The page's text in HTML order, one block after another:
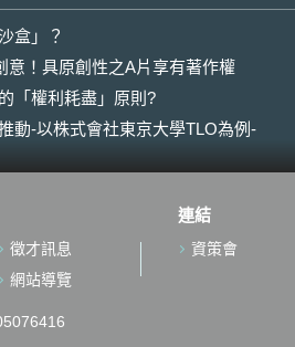
腦犯罪案件，主要包
資料、線上非法交易
等）、駭客攻擊行為、製
、遙控僵屍網路、竄改
行為。其中 Jeanson
案是一個具指標意義
法官做出 Jeanson
因為使用僵屍網路（
被判刑的案件。 Ancheta
網站、對數千台電腦主
擊，並利用被攻擊的電
駭客攻擊以牟利而遭起
業成長
以吸引
促進奈
養出
優秀創業家。
盒」？
意！具原創性之A片享有著作權
「權利耗盡」原則?
動-以株式會社東京大學TLO為例-
徵才訊息
網站導覽
連結
資策會